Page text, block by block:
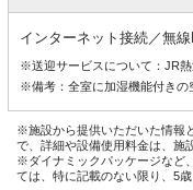
インターネット接続／無
※送迎サービスについて：JR熱
※備考：全室に加湿機能付きの
※施設から提供いただいた情報
で、詳細や設備使用料金は、施
※ダイナミックパッケージなど
ては、特に記載のない限り、5